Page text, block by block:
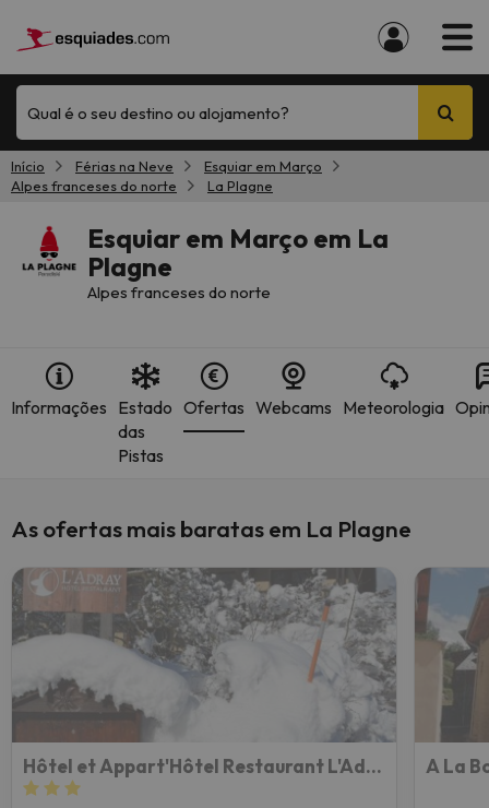
Qual é o seu destino ou alojamento?
Início Férias na Neve
Esquiar em Março
Alpes franceses do norte
La Plagne
Esquiar em Março em La
Plagne
Alpes franceses do norte
Informações Estado
das
Pistas
Ofertas Webcams Meteorologia
As ofertas mais baratas em La Plagne
Hôtel et Appart'Hôtel Restaurant L'Adray A La